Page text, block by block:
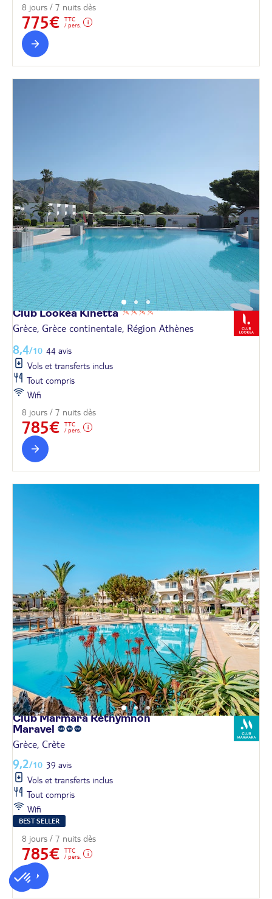
8 jours / 7 nuits dès
775€
TTC
/ pers.
Club LookéaKinetta
Grèce, Grèce continentale, Région Athènes
8,4/10 44 avis
Vols et transferts inclus
Tout compris
Wifi
8 jours / 7 nuits dès
785€
TTC
/ pers.
Club Marmara Réthymnon
Maravel
Grèce, Crète
9,2/10 39 avis
Vols et transferts inclus
Tout compris
Wifi
BEST SELLER
8 jours / 7 nuits dès
785€
TTC
/ pers.